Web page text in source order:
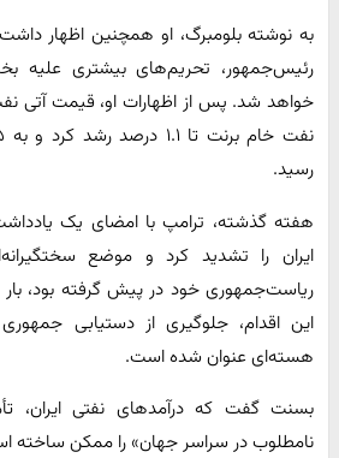
به نوشته بلومبرگ، او همچنین اظهار
رئیس‌جمهور، تحریم‌های بیشتری علیه
خواهد شد. پس از اظهارات او، قیمت آتی
رسید.
هفته گذشته، ترامپ با امضای یک
ایران را تشدید کرد و موضع
ریاست‌جمهوری خود در پیش گرفته بود،
این اقدام، جلوگیری از دستیابی
هسته‌ای عنوان شده است.
بسنت گفت که درآمدهای نفتی ایران،
نامطلوب در سراسر جهان» را ممکن ساخته